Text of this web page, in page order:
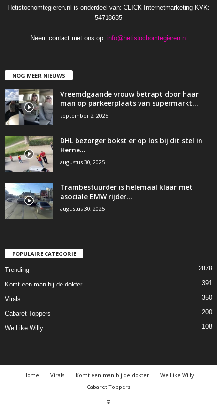
Hetistochomtegieren.nl is onderdeel van: CLICK Internetmarketing KVK:
54718635
Neem contact met ons op: info@hetistochomtegieren.nl
NOG MEER NIEUWS
Vreemdgaande vrouw betrapt door haar
man op parkeerplaats van supermarkt…
september 2, 2025
DHL bezorger bokst er op los bij dit stel in
Herne…
augustus 30, 2025
Trambestuurder is helemaal klaar met
asociale BMW rijder…
augustus 30, 2025
POPULAIRE CATEGORIE
Trending 2879
Komt een man bij de dokter 391
Virals 350
Cabaret Toppers 200
We Like Willy 108
Home Virals Komt een man bij de dokter
We Like Willy
Cabaret Toppers
©